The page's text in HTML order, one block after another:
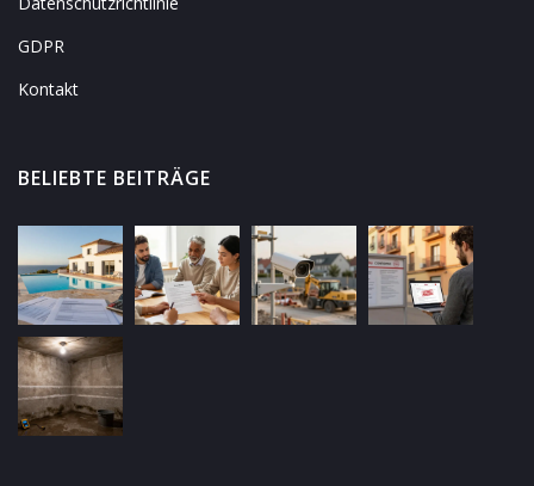
GDPR
Kontakt
BELIEBTE BEITRÄGE